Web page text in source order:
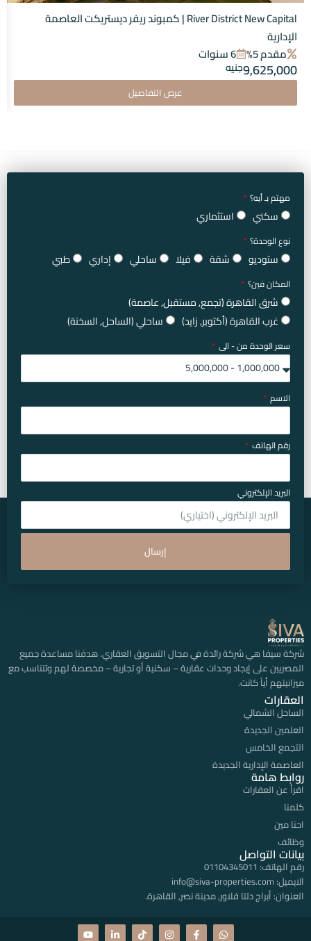
River District New Capital | كمبوند ريفر ديستريكت العاصمة
الإدارية
مقدم 5%
6 سنوات
9,625,000جنيه
عرض التفاصيل
مهتم بـ أيه؟
سكني استثماري
نوع الوحدة؟
ستوديو شقة فيلا ساحلي إداري طبي
المكان فين؟
شرق القاهرة (تجمع, مستقبل, عاصمة)
غرب القاهرة (أكتوبر, زايد)
ساحلي (الساحل, السخنة)
سعر الوحدة من - الى
الاسم
رقم الهاتف
البريد الإلكتروني
إرسال
شركة سيفا هي شركة رائدة في مجال التسويق العقاري. هدفنا مساعدة جميع
المصريين على إيجاد وحدات عقارية – سكنية أو تجارية – مخصصة لهم وتتناسب مع
ميزانيتهم أياً كانت.
العقارات
الساحل الشمالي
العلمين الجديدة
التجمع الخامس
العاصمة الإدارية الجديدة
روابط هامة
اقرأ عن العقارات
كلمنا
احنا مين
وظائف
بيانات التواصل
رقم الهاتف: 01104345011
الايميل: info@siva-properties.com
العنوان: أبراج دلتا فلاور, مدينة نصر, القاهرة.
W
F
I
T
L
Y